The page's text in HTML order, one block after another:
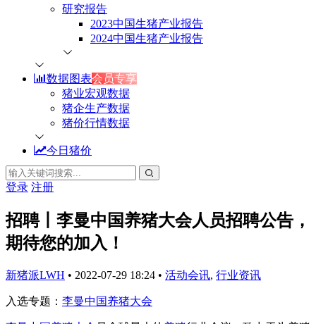
研究报告
2023中国生猪产业报告
2024中国生猪产业报告
数据图表会员专享
猪业宏观数据
猪企生产数据
猪价行情数据
今日猪价
登录 注册
招聘丨李曼中国养猪大会人员招聘公告，
期待您的加入！
新猪派LWH • 2022-07-29 18:24 • 活动会讯, 行业资讯
入选专题： 李曼中国养猪大会